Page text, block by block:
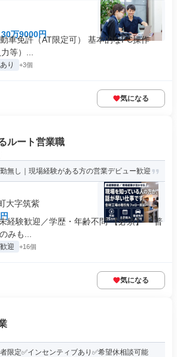
万9000円
車免許（AT限定可） 基本的なPC操作
等）...
り +3個
気になる
ルート営業職
無し｜現場経験がある方の営業デビュー歓迎
大字筑紫
経験歓迎／学歴・年齢不問 【必須】 ・普
みも...
迎 +16個
気になる
限定✅インセンティブあり✅希望休相談可能